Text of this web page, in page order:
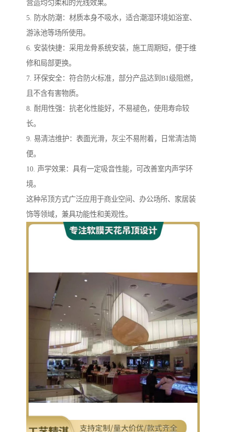
营造均匀柔和的光线效果。
5. 防水防潮：材质本身不吸水，适合潮湿环境如浴室、
游泳池等场所使用。
6. 安装快捷：采用龙骨系统安装，施工周期短，便于维
修和局部更换。
7. 环保安全：符合防火标准，部分产品达到B1级阻燃，
且不含有害物质。
8. 耐用性强：抗老化性能好，不易褪色，使用寿命较
长。
9. 易清洁维护：表面光滑，灰尘不易附着，日常清洁简
便。
10. 声学效果：具有一定吸音性能，可改善室内声学环
境。
这种吊顶方式广泛应用于商业空间、办公场所、家居装
饰等领域，兼具功能性和美观性。